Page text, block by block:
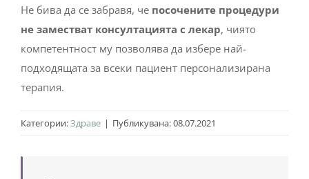
Не бива да се забравя, че посочените процедури
не заместват консултацията с лекар, чиято
компетентност му позволява да избере най-
подходящата за всеки пациент персонализирана
терапия.
Категории:Здраве | Публикувана: 08.07.2021